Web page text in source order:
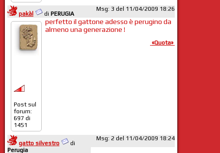
pakàl di PERUGIA
Msg: 3 del 11/04/2009 18:26
Post sul
forum:
697 di
1451
perfetto il gattone adesso è perugino da
almeno una generazione !
«Quota»
gatto silvestro
di
Perugia
Msg: 2 del 11/04/2009 18:24